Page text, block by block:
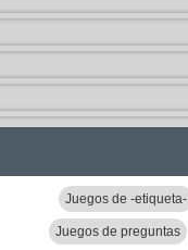
Juegos de -etiqueta-
Juegos de preguntas